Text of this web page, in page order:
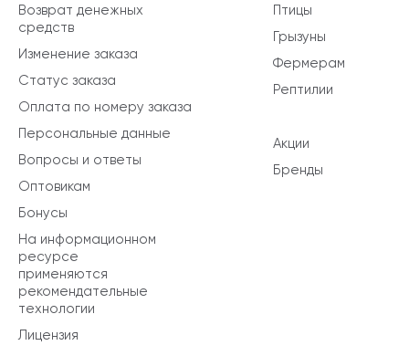
Птицы
Грызуны
Фермерам
Рептилии
Акции
Бренды
Возврат денежных
средств
Изменение заказа
Статус заказа
Оплата по номеру заказа
Персональные данные
Вопросы и ответы
Оптовикам
Бонусы
На информационном
ресурсе
применяются
рекомендательные
технологии
Лицензия